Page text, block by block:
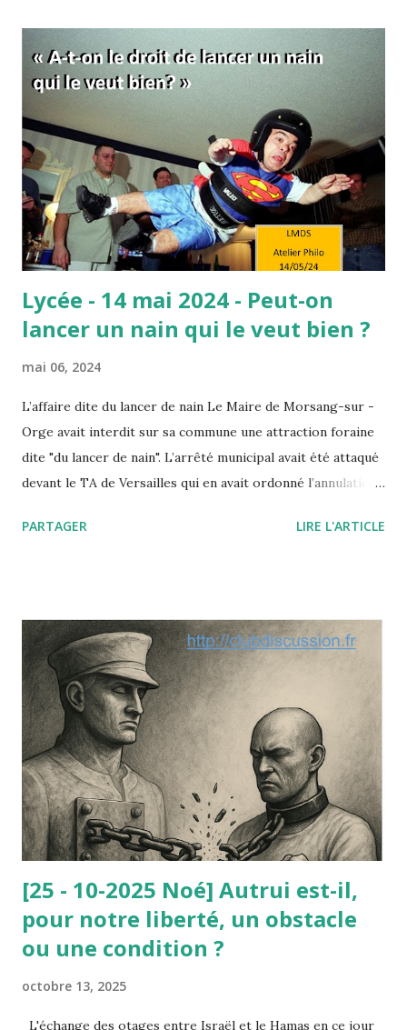
"vraiment" ! Comme si c'était une simple question de
volonté… C’est aussi une manière de vous dire que si vous
fournissiez des efforts, eh bien ils s’avèreraient payants.
C’est donc comme si, de la volonté, découlaient forcément
les efforts, et des efforts les résultats. En fait, derrière
cette formule, se cache l’idée que le travail paie
nécessairement, et donc que celles et ceux qui réussissent
le méritent car il suffit de ...
Lycée - 14 mai 2024 - Peut-on
lancer un nain qui le veut bien ?
mai 06, 2024
L’affaire dite du lancer de nain Le Maire de Morsang-sur -
Orge avait interdit sur sa commune une attraction foraine
dite "du lancer de nain". L’arrêté municipal avait été attaqué
devant le TA de Versailles qui en avait ordonné l’annulation.
en insérant la dignité de la personne humaine à la liste des
de ces principes dégagés par la jurisprudence
administrative ou constitutionnelle. Le paradoxe de cette
affaire est le suivant : le nain était parfaitement consentant
et c’est sa dignité qu’il mettait en avant à l’appui de sa
requête contre l’arrêté municipal : selon lui, ce travail lui
avait redonné sa dignité (avant il vivait du RMI). Or, le
Conseil d’État ne lui a pas donné raison : à la dignité
invoquée par le nain, il a été opposé la d...
PARTAGER LIRE L'ARTICLE
[25 - 10-2025 Noé] Autrui est-il,
pour notre liberté, un obstacle
ou une condition ?
octobre 13, 2025
L'échange des otages entre Israël et le Hamas en ce jour